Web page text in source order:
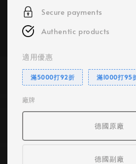
Secure payments
Authentic products
適用優惠
滿5000打92折 滿1000打95
廠牌
德國原廠
德國副廠